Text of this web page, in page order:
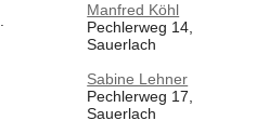
.
Manfred Köhl
Pechlerweg 14,
Sauerlach
Sabine Lehner
Pechlerweg 17,
Sauerlach